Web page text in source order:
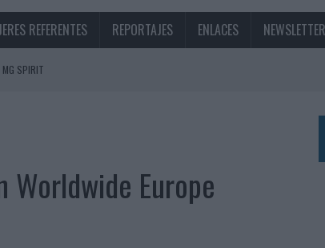
REFERENTES REPORTAJES ENLACES NEWSLETTER
MG SPIRIT
EN EL ORIGEN BARCELONÉS
DE MARCA EN IBIZA
Worldwide Europe